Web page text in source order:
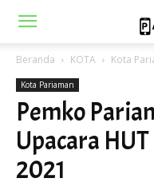
Beranda KOTA Kota
Kota Pariaman
Pemko
Upacara
2021